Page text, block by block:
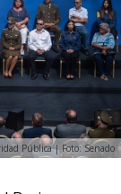
Pública | Foto: Senado